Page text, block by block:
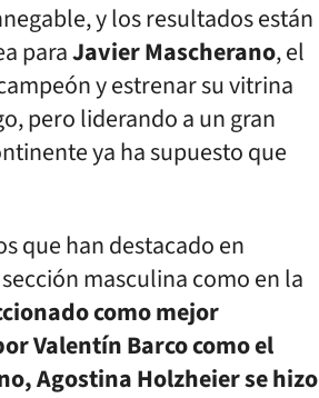
y los resultados están
paraJavier Mascherano, el
y estrenar su vitrina
pero liderando a un gran
ya ha supuesto que
que han destacado en
masculina como en la
como mejor
Valentín Barco como el
Agostina Holzheier se hizo